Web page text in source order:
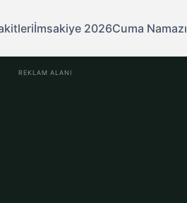
İmsakiye 2026Cuma Namazı
REKLAM ALANI